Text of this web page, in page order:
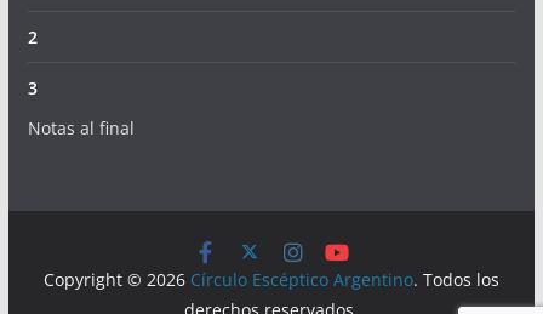
2
3
Notas al final
Copyright © 2026 Círculo Escéptico Argentino. Todos los